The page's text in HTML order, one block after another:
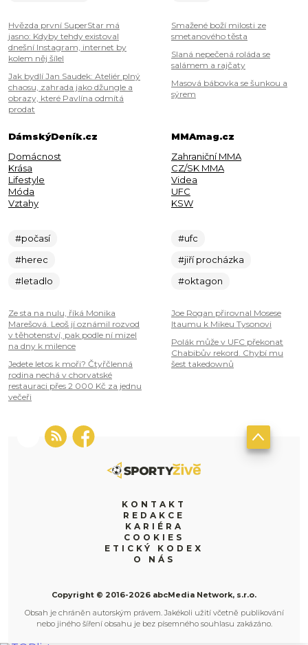
Hvězda první SuperStar má
jasno: Kdyby tehdy existoval
dnešní Instagram, internet by
kolem něj šílel
Jak bydlí Jan Saudek: Ateliér plný
chaosu, zahrada jako džungle a
obrazy, které Pavlína odmítá
prodat
Smažené boží milosti ze
smetanového těsta
Slaná nepečená roláda se
salámem a rajčaty
Masová bábovka se šunkou a
sýrem
DámskýDeník.cz
Domácnost
Krása
Lifestyle
Móda
Vztahy
#počasí
#herec
#letadlo
Ze sta na nulu, říká Monika
Marešová. Leoš jí oznámil rozvod
v těhotenství, pak podle ní mizel
na dny k milence
Jedete letos k moři? Čtyřčlenná
rodina nechá v chorvatské
restauraci přes 2 000 Kč za jednu
večeři
MMAmag.cz
Zahraniční MMA
CZ/SK MMA
Videa
UFC
KSW
#ufc
#jiří procházka
#oktagon
Joe Rogan přirovnal Mosese
Itaumu k Mikeu Tysonovi
Polák může v UFC překonat
Chabibův rekord. Chybí mu
šest takedownů
KONTAKT
REDAKCE
KARIÉRA
COOKIES
ETICKÝ KODEX
O NÁS
Copyright © 2016-2026 abcMedia Network, s.r.o.
Obsah je chráněn autorským právem. Jakékoli užití včetně publikování
nebo jiného šíření obsahu je bez písemného souhlasu zakázáno.